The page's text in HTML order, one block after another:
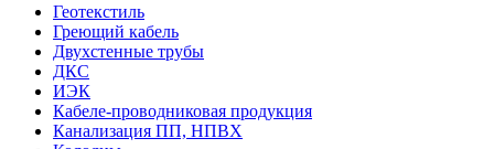
Геотекстиль
Греющий кабель
Двухстенные трубы
ДКС
ИЭК
Кабеле-проводниковая продукция
Канализация ПП, НПВХ